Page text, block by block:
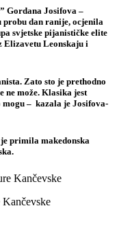
Gordana Josifova –
probu dan ranije, ocjenila
svjetske pijanističke elite
Elizavetu Leonskaju i
Zato sto je prethodno
ne može. Klasika jest
– kazala je Josifova-
primila makedonska